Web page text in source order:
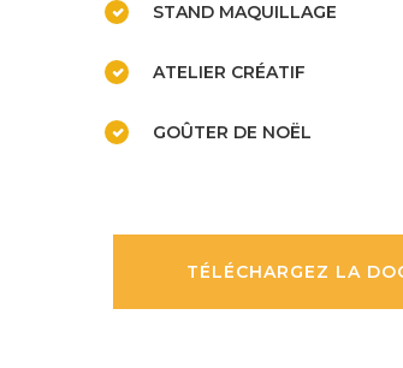
STAND MAQUILLAGE
ATELIER CRÉATIF
GOÛTER DE NOËL
TÉLÉCHARGEZ LA